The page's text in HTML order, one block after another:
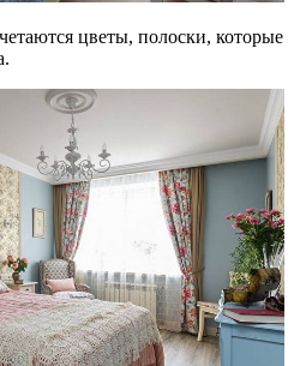
цветы, полоски, которые